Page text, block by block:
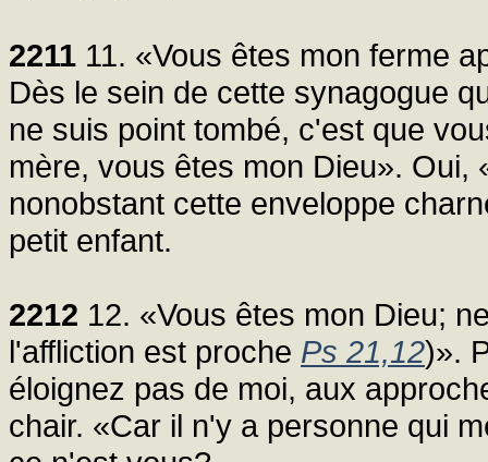
2211 11. «Vous êtes mon ferme
Dès le sein de cette synagogue
ne suis point tombé, c'est que
mère, vous êtes mon Dieu».
nonobstant cette enveloppe
petit enfant.
2212 12. «Vous êtes mon Dieu;
l'affliction est proche Ps 21,12)».
éloignez pas de moi, aux
chair. «Car il n'y a personne qui